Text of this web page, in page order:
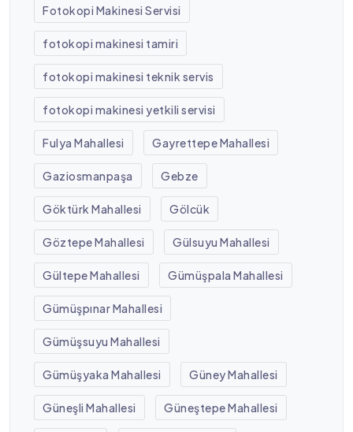
Fotokopi Makinesi Servisi
fotokopi makinesi tamiri
fotokopi makinesi teknik servis
fotokopi makinesi yetkili servisi
Fulya Mahallesi Gayrettepe Mahallesi
Gaziosmanpaşa Gebze
Göktürk Mahallesi Gölcük
Göztepe Mahallesi Gülsuyu Mahallesi
Gültepe Mahallesi Gümüşpala Mahallesi
Gümüşpınar Mahallesi
Gümüşsuyu Mahallesi
Gümüşyaka Mahallesi Güney Mahallesi
Güneşli Mahallesi Güneştepe Mahallesi